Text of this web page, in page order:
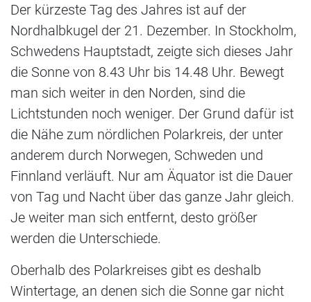
Der kürzeste Tag des Jahres ist auf der
Nordhalbkugel der 21. Dezember. In Stockholm,
Schwedens Hauptstadt, zeigte sich dieses Jahr
die Sonne von 8.43 Uhr bis 14.48 Uhr. Bewegt
man sich weiter in den Norden, sind die
Lichtstunden noch weniger. Der Grund dafür ist
die Nähe zum nördlichen Polarkreis, der unter
anderem durch Norwegen, Schweden und
Finnland verläuft. Nur am Äquator ist die Dauer
von Tag und Nacht über das ganze Jahr gleich.
Je weiter man sich entfernt, desto größer
werden die Unterschiede.
Oberhalb des Polarkreises gibt es deshalb
Wintertage, an denen sich die Sonne gar nicht